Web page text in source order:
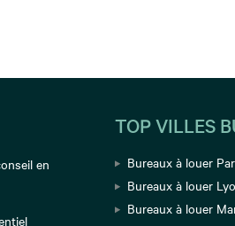
en
TOP VILLES
Bureaux à louer
Bureaux à louer
Bureaux à louer